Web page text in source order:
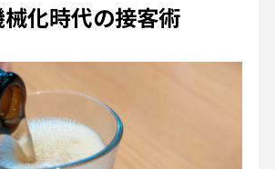
化時代の接客術